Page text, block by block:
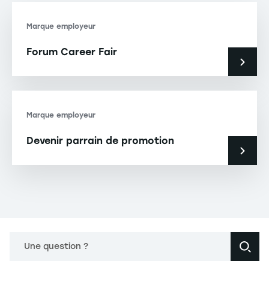
Marque employeur
Forum Career Fair
Marque employeur
Devenir parrain de promotion
Une question ?